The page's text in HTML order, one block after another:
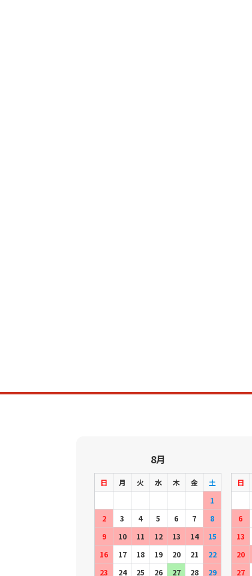
8月
日 月 火 水 木 金
土
1
2
3 4 5 6 7
8
9
10 11 12 13 14
15
16
17 18 19 20 21
22
23
24 25 26 27 28 29
日
6
13
20
27